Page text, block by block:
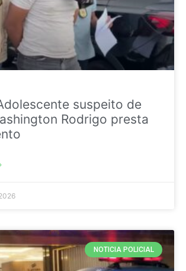
suspeito de
Rodrigo presta
NOTICIA POLICIAL